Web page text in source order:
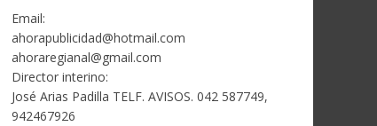
Email:
ahorapublicidad@hotmail.com
ahoraregianal@gmail.com
Director interino:
José Arias Padilla TELF. AVISOS. 042 587749,
942467926